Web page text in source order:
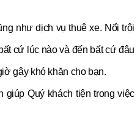
như dịch vụ thuê xe. Nổi trội
cứ lúc nào và đến bất cứ đâu
gây khó khăn cho bạn.
giúp Quý khách tiện trong việc